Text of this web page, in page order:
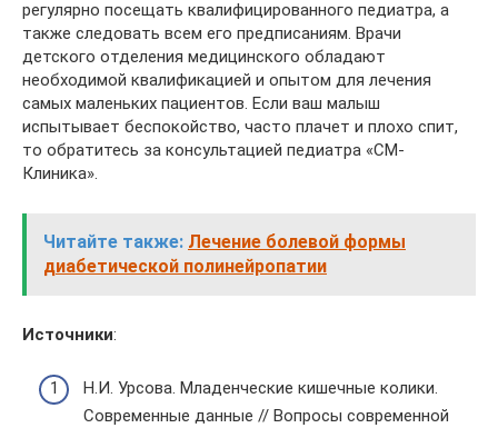
регулярно посещать квалифицированного педиатра, а
также следовать всем его предписаниям. Врачи
детского отделения медицинского обладают
необходимой квалификацией и опытом для лечения
самых маленьких пациентов. Если ваш малыш
испытывает беспокойство, часто плачет и плохо спит,
то обратитесь за консультацией педиатра «СМ-
Клиника».
Читайте также: Лечение болевой формы
диабетической полинейропатии
Источники:
Н.И. Урсова. Младенческие кишечные колики.
Современные данные // Вопросы современной